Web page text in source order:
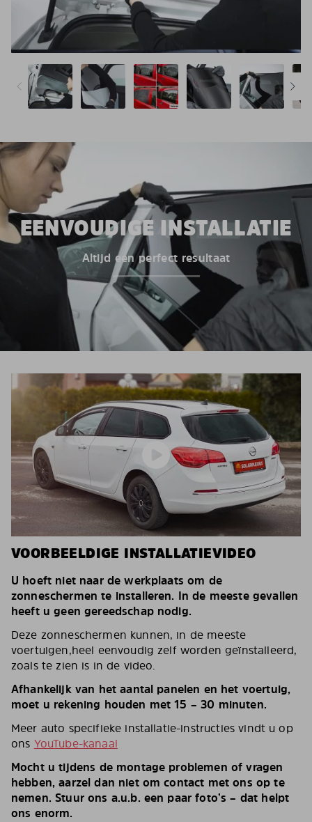
EENVOUDIGE INSTALLATIE
Altijd een perfect resultaat
VOORBEELDIGE INSTALLATIEVIDEO
U hoeft niet naar de werkplaats om de
zonneschermen te installeren. In de meeste gevallen
heeft u geen gereedschap nodig.
Deze zonneschermen kunnen, in de meeste
voertuigen,heel eenvoudig zelf worden geïnstalleerd,
zoals te zien is in de video.
Afhankelijk van het aantal panelen en het voertuig,
moet u rekening houden met 15 – 30 minuten.
Meer auto specifieke installatie-instructies vindt u op
ons YouTube-kanaal
Mocht u tijdens de montage problemen of vragen
hebben, aarzel dan niet om contact met ons op te
nemen. Stuur ons a.u.b. een paar foto’s – dat helpt
ons enorm.